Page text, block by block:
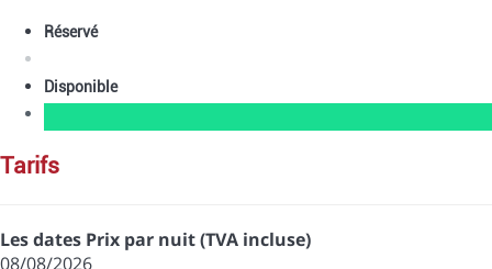
Réservé
Disponible
tarifs
Les dates Prix par nuit (TVA incluse)
08/08/2026